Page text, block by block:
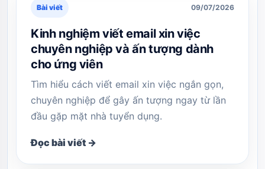
Bài viết 09/07/2026
Kinh nghiệm viết email xin việc
chuyên nghiệp và ấn tượng dành
cho ứng viên
Tìm hiểu cách viết email xin việc ngắn gọn,
chuyên nghiệp để gây ấn tượng ngay từ lần
đầu gặp mặt nhà tuyển dụng.
Đọc bài viết →